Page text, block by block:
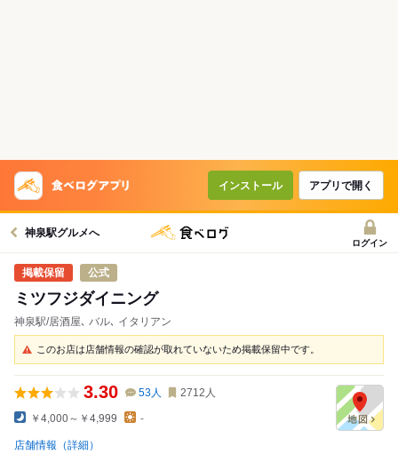
インストール アプリで開く
神泉駅グルメへ
ログイン
公式
ミツフジダイニング
神泉駅/居酒屋､ バル､ イタリアン
このお店は店舗情報の確認が取れていないため掲載保留中です。
3.30 53人 2712 人
￥4,000～￥4,999 -
店舗情報（詳細）